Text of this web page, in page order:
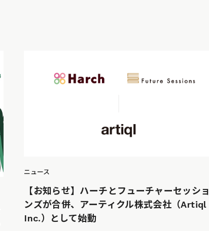
ニュース
【お知らせ】ハーチとフューチャーセッショ
ンズが合併、アーティクル株式会社（Artiql
Inc.）として始動